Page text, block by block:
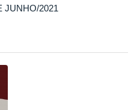
JUNHO/2021